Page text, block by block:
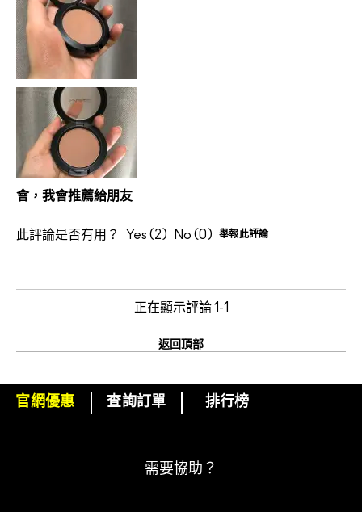
會，我會推薦給朋友
此評論是否有用？ 2 0 舉報此評論
正在顯示評論1-1
返回頂部
下單即可挑選精美小贈品！
官網優惠 查詢訂單 排行榜
需要協助？